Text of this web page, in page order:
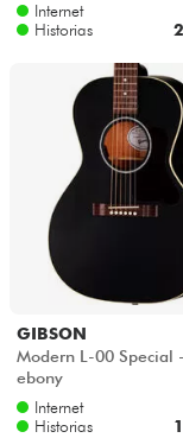
Internet
Historias
GIBSON
Modern L-00 Special
ebony
Internet
Historias